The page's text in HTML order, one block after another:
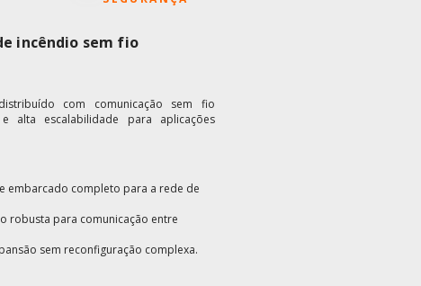
incêndio sem fio
com comunicação sem fio
alta escalabilidade para aplicações
embarcado completo para a rede de
robusta para comunicação entre
sem reconfiguração complexa.